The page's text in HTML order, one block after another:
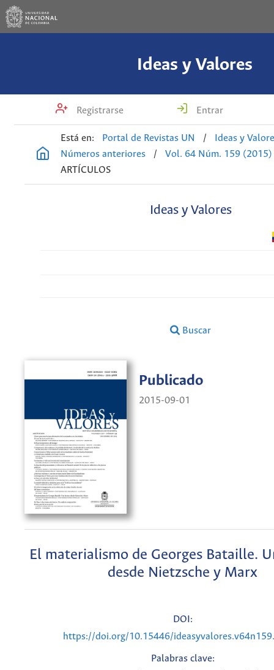
Ideas y Valores
Registrarse Entrar
Está en: Portal de Revistas UN /
Ideas y
Números anteriores
/
Vol. 64 Núm. 159 (2015)
ARTÍCULOS
Ideas y Valores
Buscar
Publicado
2015-09-01
El materialismo de Georges Bataille.
desde Nietzsche y Marx
DOI:
https://doi.org/10.15446/
Palabras clave: